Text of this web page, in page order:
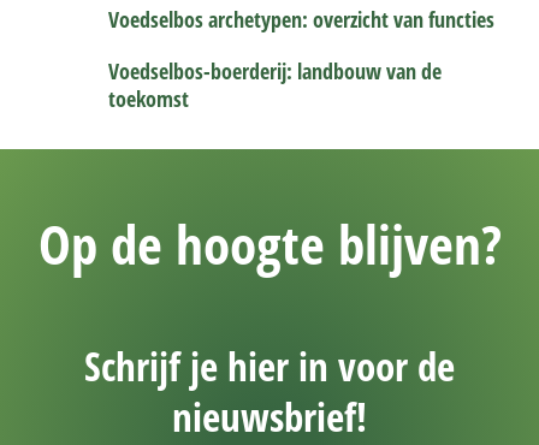
Voedselbos archetypen: overzicht van functies
Voedselbos-boerderij: landbouw van de
toekomst
Op de hoogte blijven?
Schrijf je hier in voor de
nieuwsbrief!